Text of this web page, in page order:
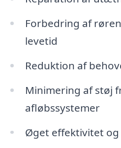
Forbedring af
levetid
Reduktion af
Minimering af støj
afløbssystemer
Øget effektivitet